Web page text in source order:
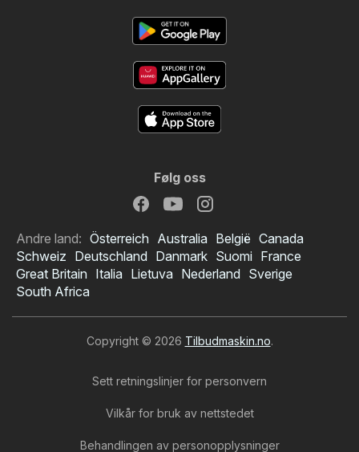
Følg oss
Andre land: Österreich Australia België Canada
Schweiz Deutschland Danmark Suomi France
Great Britain Italia Lietuva Nederland Sverige
South Africa
Copyright © 2026 Tilbudmaskin.no.
Sett retningslinjer for personvern
Vilkår for bruk av nettstedet
Behandlingen av personopplysninger